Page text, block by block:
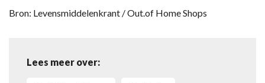
Bron: Levensmiddelenkrant / Out.of Home Shops
Lees meer over: